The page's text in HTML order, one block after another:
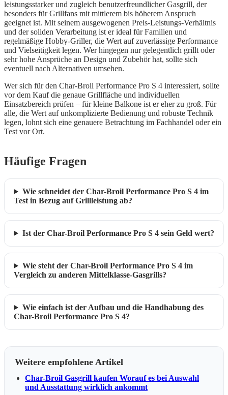
leistungsstarker und zugleich benutzerfreundlicher Gasgrill, der
besonders für Grillfans mit mittlerem bis höherem Anspruch
geeignet ist. Mit seinem ausgewogenen Preis-Leistungs-Verhältnis
und der soliden Verarbeitung ist er ideal für Familien und
regelmäßige Hobby-Griller, die Wert auf zuverlässige Performance
und Vielseitigkeit legen. Wer hingegen nur gelegentlich grillt oder
sehr hohe Ansprüche an Design und Zubehör hat, sollte sich
eventuell nach Alternativen umsehen.
Wer sich für den Char-Broil Performance Pro S 4 interessiert, sollte
vor dem Kauf die genaue Grillfläche und individuellen
Einsatzbereich prüfen – für kleine Balkone ist er eher zu groß. Für
alle, die Wert auf unkomplizierte Bedienung und robuste Technik
legen, lohnt sich eine genauere Betrachtung im Fachhandel oder ein
Test vor Ort.
Häufige Fragen
Wie schneidet der Char-Broil Performance Pro S 4 im
Test in Bezug auf Grillleistung ab?
Ist der Char-Broil Performance Pro S 4 sein Geld wert?
Wie steht der Char-Broil Performance Pro S 4 im
Vergleich zu anderen Mittelklasse-Gasgrills?
Wie einfach ist der Aufbau und die Handhabung des
Char-Broil Performance Pro S 4?
Weitere empfohlene Artikel
Char-Broil Gasgrill kaufen Worauf es bei Auswahl
und Ausstattung wirklich ankommt